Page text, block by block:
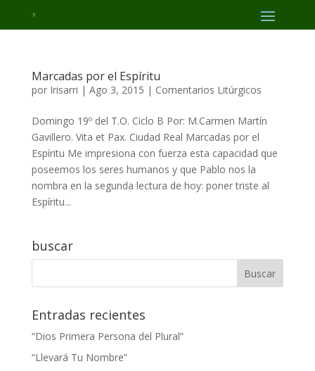
Marcadas por el Espíritu
por Irisarri | Ago 3, 2015 | Comentarios Litúrgicos
Domingo 19º del T.O. Ciclo B Por: M.Carmen Martín
Gavillero. Vita et Pax. Ciudad Real Marcadas por el
Espíritu Me impresiona con fuerza esta capacidad que
poseemos los seres humanos y que Pablo nos la
nombra en la segunda lectura de hoy: poner triste al
Espíritu...
buscar
Entradas recientes
“Dios Primera Persona del Plural”
“Llevará Tu Nombre”